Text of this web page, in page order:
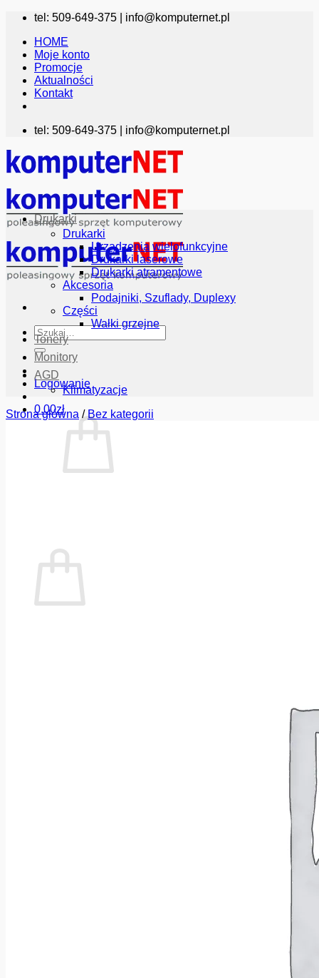
Przewiń
zawartości
tel: 509-649-375 | info@komputernet.pl
HOME
Moje konto
Promocje
Aktualności
Kontakt
tel: 509-649-375 | info@komputernet.pl
Szukaj:
Logowanie
0.00zł
Drukarki
Drukarki
Urządzenia wielofunkcyjne
Drukarki laserowe
Drukarki atramentowe
Akcesoria
Podajniki, Szuflady, Duplexy
Części
Wałki grzejne
Tonery
Monitory
AGD
Klimatyzacje
Strona główna / Bez kategorii